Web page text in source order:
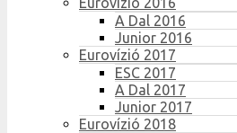
A Dal 2016
Junior 2016
Eurovízió 2017
ESC 2017
A Dal 2017
Junior 2017
Eurovízió 2018